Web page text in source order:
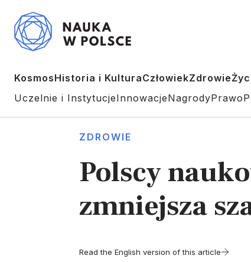
KosmosHistoria i KulturaCzłowiekZdrowie
Uczelnie i InstytucjeInnowacjeNagrodyPrawo
ZDROWIE
Polscy
zmniejsza
Read the English version of this article